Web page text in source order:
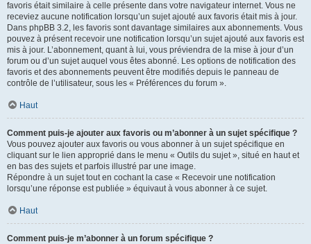
favoris était similaire à celle présente dans votre navigateur internet. Vous ne
receviez aucune notification lorsqu’un sujet ajouté aux favoris était mis à jour.
Dans phpBB 3.2, les favoris sont davantage similaires aux abonnements. Vous
pouvez à présent recevoir une notification lorsqu’un sujet ajouté aux favoris est
mis à jour. L’abonnement, quant à lui, vous préviendra de la mise à jour d’un
forum ou d’un sujet auquel vous êtes abonné. Les options de notification des
favoris et des abonnements peuvent être modifiés depuis le panneau de
contrôle de l’utilisateur, sous les « Préférences du forum ».
Haut
Comment puis-je ajouter aux favoris ou m’abonner à un sujet spécifique ?
Vous pouvez ajouter aux favoris ou vous abonner à un sujet spécifique en
cliquant sur le lien approprié dans le menu « Outils du sujet », situé en haut et
en bas des sujets et parfois illustré par une image.
Répondre à un sujet tout en cochant la case « Recevoir une notification
lorsqu’une réponse est publiée » équivaut à vous abonner à ce sujet.
Haut
Comment puis-je m’abonner à un forum spécifique ?